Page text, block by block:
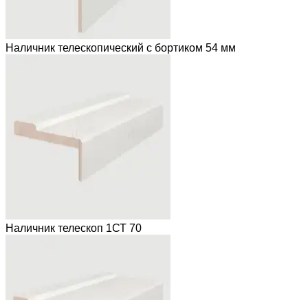
Наличник телескопический с бортиком 54 мм
Наличник телескоп 1СТ 70